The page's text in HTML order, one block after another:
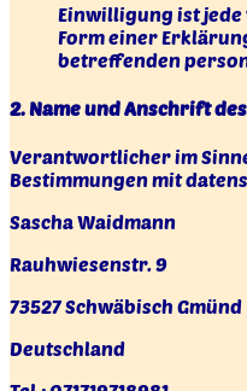
Einwilligung ist
Form einer
betreffenden
2. Name und Anschrift
Verantwortlicher im
Bestimmungen mit
Sascha Waidmann
Rauhwiesenstr. 9
73527 Schwäbisch Gmünd
Deutschland